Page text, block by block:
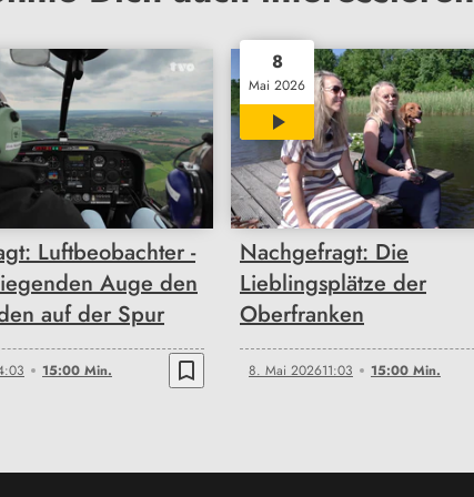
Luftbeobachter -
Auge den
auf der Spur
15:00 Min. bookmark_border
8
Mai 2026
15:00
Nachgefragt: Die
Lieblingsplätze der
Oberfranken
8. Mai 202611:03 15:00 Min.